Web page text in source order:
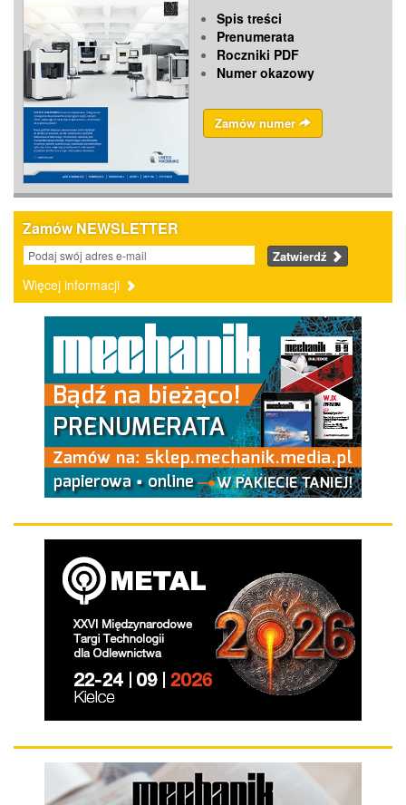
Spis treści
Prenumerata
Roczniki PDF
Numer okazowy
Zamów numer
Zamów NEWSLETTER
Zatwierdź
Więcej informacji